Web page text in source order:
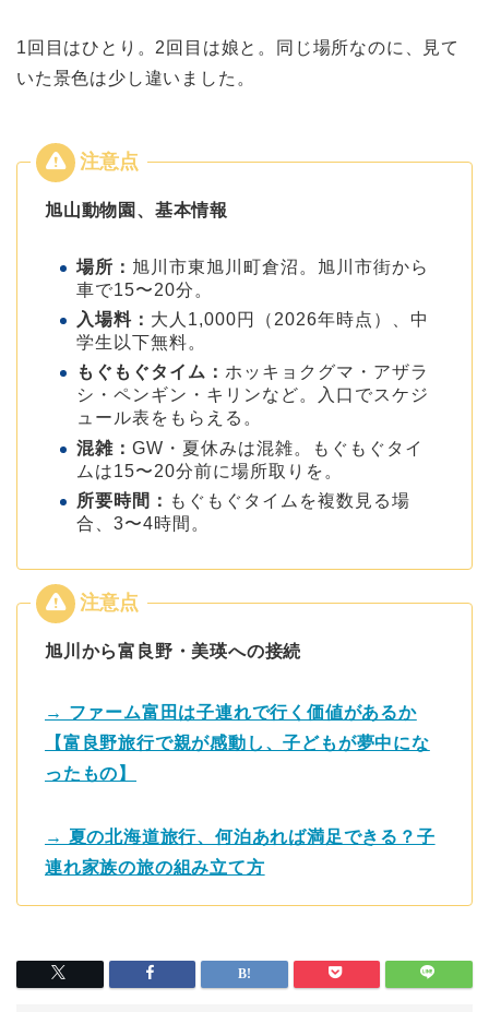
1回目はひとり。2回目は娘と。同じ場所なのに、見て
いた景色は少し違いました。
旭山動物園、基本情報
場所： 旭川市東旭川町倉沼。旭川市街から
車で15〜20分。
入場料： 大人1,000円（2026年時点）、中
学生以下無料。
もぐもぐタイム： ホッキョクグマ・アザラ
シ・ペンギン・キリンなど。入口でスケジ
ュール表をもらえる。
混雑： GW・夏休みは混雑。もぐもぐタイ
ムは15〜20分前に場所取りを。
所要時間： もぐもぐタイムを複数見る場
合、3〜4時間。
旭川から富良野・美瑛への接続
→ ファーム富田は子連れで行く価値があるか
【富良野旅行で親が感動し、子どもが夢中にな
ったもの】
→ 夏の北海道旅行、何泊あれば満足できる？子
連れ家族の旅の組み立て方